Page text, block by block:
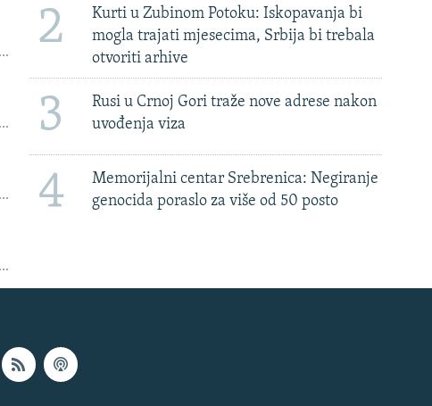
2
Kurti u Zubinom Potoku: Iskopavanja bi
mogla trajati mjesecima, Srbija bi trebala
otvoriti arhive
3
Rusi u Crnoj Gori traže nove adrese nakon
uvođenja viza
4
Memorijalni centar Srebrenica: Negiranje
genocida poraslo za više od 50 posto